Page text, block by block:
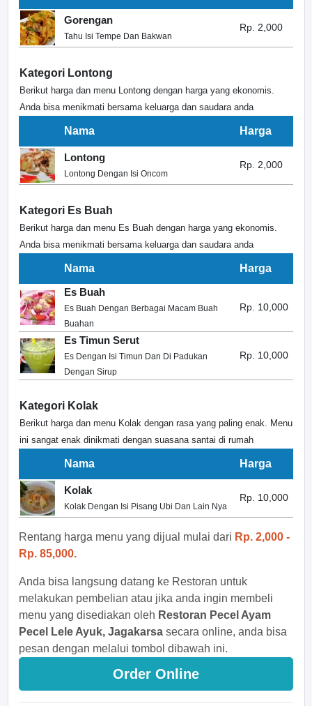
Gorengan
Tahu Isi Tempe Dan Bakwan
Rp. 2,000
Kategori Lontong
Berikut harga dan menu Lontong dengan harga yang ekonomis.
Anda bisa menikmati bersama keluarga dan saudara anda
Nama Harga
Lontong
Lontong Dengan Isi Oncom
Rp. 2,000
Kategori Es Buah
Berikut harga dan menu Es Buah dengan harga yang ekonomis.
Anda bisa menikmati bersama keluarga dan saudara anda
Nama
Harga
Es Buah
Es Buah Dengan Berbagai Macam Buah
Buahan
Rp. 10,000
Es Timun Serut
Es Dengan Isi Timun Dan Di Padukan
Dengan Sirup
Rp. 10,000
Kategori Kolak
Berikut harga dan menu Kolak dengan rasa yang paling enak. Menu
ini sangat enak dinikmati dengan suasana santai di rumah
Nama Harga
Kolak
Kolak Dengan Isi Pisang Ubi Dan Lain Nya
Rp. 10,000
Rentang harga menu yang dijual mulai dari Rp. 2,000 -
Rp. 85,000.
Anda bisa langsung datang ke Restoran untuk
melakukan pembelian atau jika anda ingin membeli
menu yang disediakan oleh Restoran Pecel Ayam
Pecel Lele Ayuk, Jagakarsa secara online, anda bisa
pesan dengan melalui tombol dibawah ini.
Order Online